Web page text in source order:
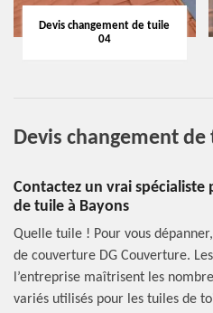
Devis changement de tuile
04
Devis changement
Contactez un vrai
de tuile à Bayons
Quelle tuile ! Pour vous
de couverture DG Couverture.
l’entreprise maîtrisent les
variés utilisés pour les tuiles de